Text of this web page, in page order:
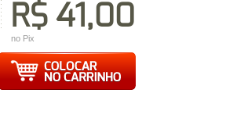
R$ 41,00
no Pix